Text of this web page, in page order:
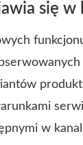
się w
w